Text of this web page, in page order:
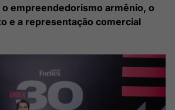
Broadcast
Radar
inteligente de
conteúdos
Broadcast
Fundos
plataforma para
no Brasil
IA BroadFast
empreendedorismo armênio, o
e a representação comercial